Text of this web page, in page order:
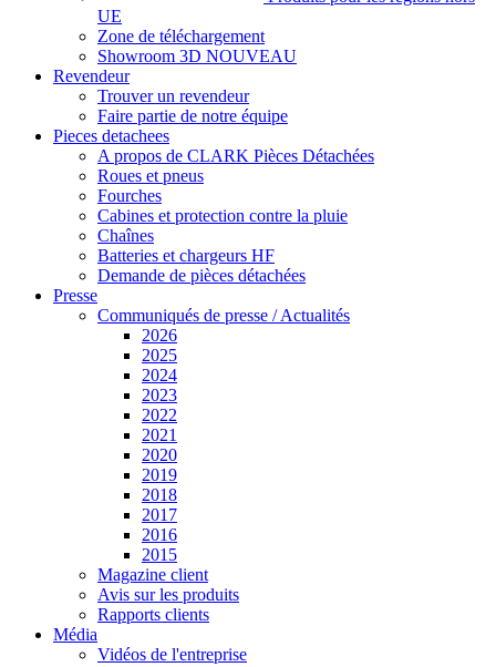
UE
Zone de téléchargement
Showroom 3D NOUVEAU
Revendeur
Trouver un revendeur
Faire partie de notre équipe
Pieces detachees
A propos de CLARK Pièces Détachées
Roues et pneus
Fourches
Cabines et protection contre la pluie
Chaînes
Batteries et chargeurs HF
Demande de pièces détachées
Presse
Communiqués de presse / Actualités
2026
2025
2024
2023
2022
2021
2020
2019
2018
2017
2016
2015
Magazine client
Avis sur les produits
Rapports clients
Média
Vidéos de l'entreprise